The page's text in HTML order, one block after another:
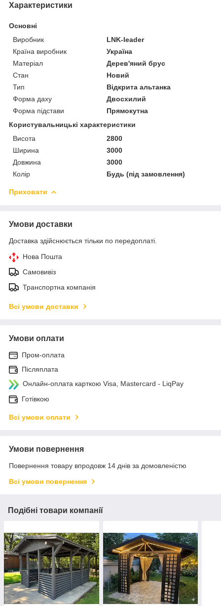
Характеристики
Основні
Виробник
LNK-leader
Країна виробник
Україна
Матеріал
Дерев'яний брус
Стан
Новий
Тип
Відкрита альтанка
Форма даху
Двосхилий
Форма підстави
Прямокутна
Користувальницькі характеристики
Висота
2800
Ширина
3000
Довжина
3000
Колір
Будь (під замовлення)
Приховати
Умови доставки
Доставка здійснюється тільки по передоплаті.
Нова Пошта
Самовивіз
Транспортна компанія
Всі умови доставки
Умови оплати
Пром-оплата
Післяплата
Онлайн-оплата карткою Visa, Mastercard - LiqPay
Готівкою
Всі умови оплати
Умови повернення
Повернення товару впродовж 14 днів за домовленістю
Всі умови повернення
Подібні товари компанії